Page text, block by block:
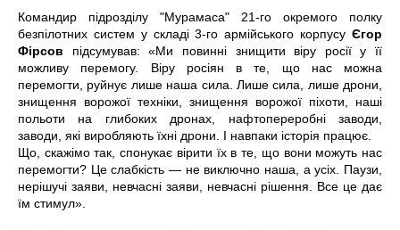
Командир підрозділу "Мурамаса" 21-го окремого полку
безпілотних систем у складі 3-го армійського корпусу Єгор
Фірсов підсумував: «Ми повинні знищити віру росії у її
можливу перемогу. Віру росіян в те, що нас можна
перемогти, руйнує лише наша сила. Лише сила, лише дрони,
знищення ворожої техніки, знищення ворожої піхоти, наші
польоти на глибоких дронах, нафтопереробні заводи,
заводи, які виробляють їхні дрони. І навпаки історія працює.
Що, скажімо так, спонукає вірити їх в те, що вони можуть нас
перемогти? Це слабкість — не виключно наша, а усіх. Паузи,
нерішучі заяви, невчасні заяви, невчасні рішення. Все це дає
їм стимул».